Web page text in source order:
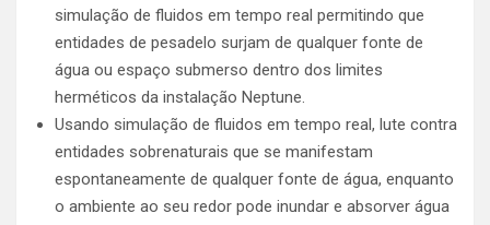
simulação de fluidos em tempo real permitindo que
entidades de pesadelo surjam de qualquer fonte de
água ou espaço submerso dentro dos limites
herméticos da instalação Neptune.
Usando simulação de fluidos em tempo real, lute contra
entidades sobrenaturais que se manifestam
espontaneamente de qualquer fonte de água, enquanto
o ambiente ao seu redor pode inundar e absorver água